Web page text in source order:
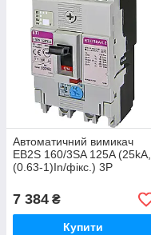
Автоматичний вимикач
EB2S 160/3SA 125A (25kA,
(0.63-1)In/фікс.) 3P
7 384 ₴
Купити